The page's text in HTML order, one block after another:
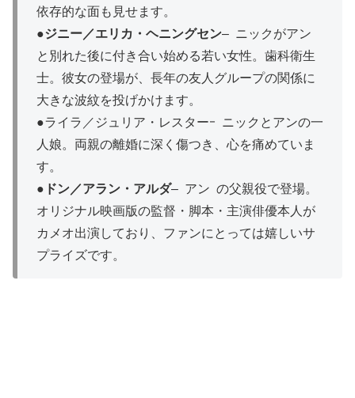
依存的な面も見せます。
●ジニー／エリカ・ヘニングセン– ニックがアン
と別れた後に付き合い始める若い女性。歯科衛生
士。彼女の登場が、長年の友人グループの関係に
大きな波紋を投げかけます。
●ライラ／ジュリア・レスター- ニックとアンの一
人娘。両親の離婚に深く傷つき、心を痛めていま
す。
● ドン／アラン・アルダ– アン の父親役で登場。
オリジナル映画版の監督・脚本・主演俳優本人が
カメオ出演しており、ファンにとっては嬉しいサ
プライズです。